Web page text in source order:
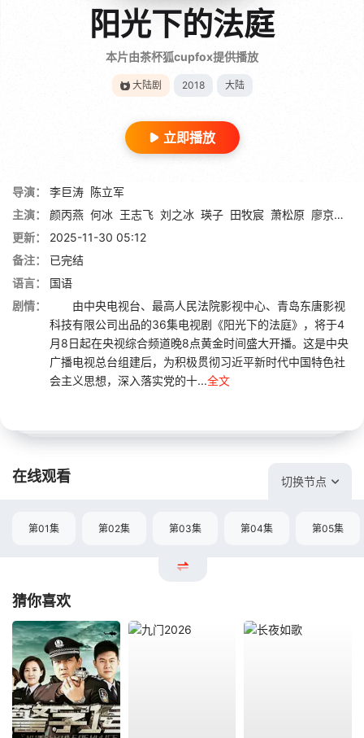
阳光下的法庭
本片由茶杯狐cupfox提供播放
大陆剧 2018 大陆
立即播放
导演： 李巨涛 陈立军
主演：
颜丙燕 何冰 王志飞 刘之冰 瑛子 田牧宸 萧松原 廖京生
更新：
2025-11-30 05:12
备注：
已完结
语言：
国语
剧情：
由中央电视台、最高人民法院影视中心、青岛东唐影视
科技有限公司出品的36集电视剧《阳光下的法庭》，将于4
月8日起在央视综合频道晚8点黄金时间盛大开播。这是中央
广播电视总台组建后，为积极贯彻习近平新时代中国特色社
会主义思想，深入落实党的十...全文
在线观看 切换节点
第01集 第02集 第03集 第04集 第05集
猜你喜欢